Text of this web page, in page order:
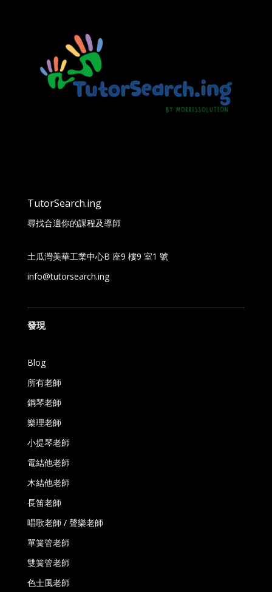
TutorSearch.ing
尋找合適你的課程及導師
土瓜灣美華工業中心B 座9 樓9 室1 號
info@tutorsearch.ing
發現
Blog
所有老師
鋼琴老師
樂理老師
小提琴老師
電結他老師
木結他老師
長笛老師
唱歌老師 / 聲樂老師
單簧管老師
雙簧管老師
色士風老師